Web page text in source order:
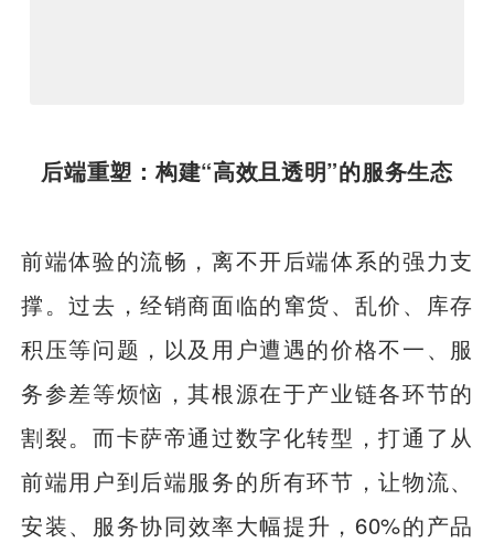
后端重塑：构建“高效且透明”的服务生态
前端体验的流畅，离不开后端体系的强力支
撑。过去，经销商面临的窜货、乱价、库存
积压等问题，以及用户遭遇的价格不一、服
务参差等烦恼，其根源在于产业链各环节的
割裂。而卡萨帝通过数字化转型，打通了从
前端用户到后端服务的所有环节，让物流、
安装、服务协同效率大幅提升，60%的产品